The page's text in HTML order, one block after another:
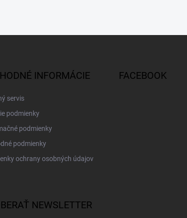
INFORMÁCIE
servis
podmienky
podmienky
podmienky
ochrany osobných údajov
FACEBOOK
NEWSLETTER